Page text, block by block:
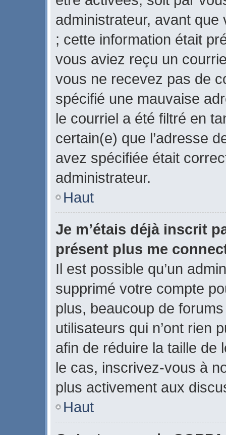
administrateur, avant
; cette information était
vous aviez reçu un
vous ne recevez pas de
spécifié une mauvaise
le courriel a été filtré en
certain(e) que l’adresse
avez spécifiée était
administrateur.
Haut
Je m’étais déjà inscrit
présent plus me
Il est possible qu’un
supprimé votre compte
plus, beaucoup de
utilisateurs qui n’ont rien
afin de réduire la taille de
le cas, inscrivez-vous à
plus activement aux
Haut